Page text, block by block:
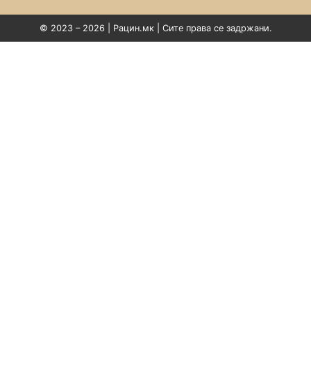
© 2023 – 2026 | Рацин.мк | Сите права се задржани.